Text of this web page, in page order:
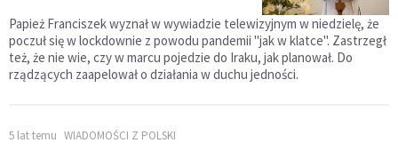
Papież Franciszek wyznał w wywiadzie telewizyjnym w niedzielę, że
poczuł się w lockdownie z powodu pandemii "jak w klatce". Zastrzegł
też, że nie wie, czy w marcu pojedzie do Iraku, jak planował. Do
rządzących zaapelował o działania w duchu jedności.
5 lat temu WIADOMOŚCI Z POLSKI